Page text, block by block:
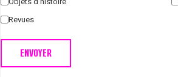
Revues
ENVOYER